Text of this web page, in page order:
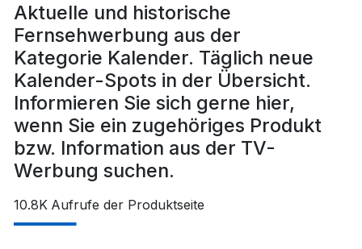
Aktuelle und historische
Fernsehwerbung aus der
Kategorie Kalender. Täglich neue
Kalender-Spots in der Übersicht.
Informieren Sie sich gerne hier,
wenn Sie ein zugehöriges Produkt
bzw. Information aus der TV-
Werbung suchen.
10.8K Aufrufe der Produktseite